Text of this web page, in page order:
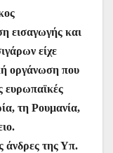
a
m
εισαγωγής και
είχε
οργάνωση που
ευρωπαϊκές
τη Ρουμανία,
άνδρες της Υπ.